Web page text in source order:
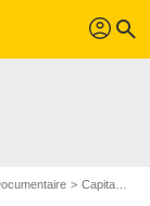
profil search
Capitaines de la Coupe du Monde